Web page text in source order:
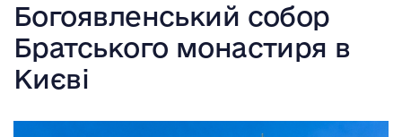
Богоявленський собор
Братського монастиря в
Києві